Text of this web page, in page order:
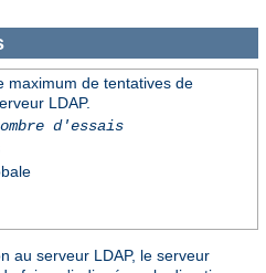
maximum de tentatives de
LDAP.
d'essais
au serveur LDAP, le serveur